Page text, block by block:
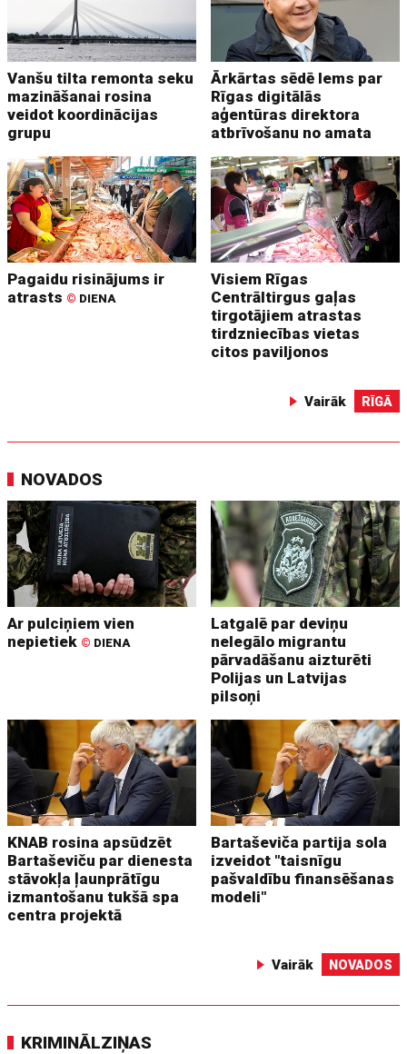
Vanšu tilta remonta seku
mazināšanai rosina
veidot koordinācijas
grupu
Ārkārtas sēdē lems par
Rīgas digitālās
aģentūras direktora
atbrīvošanu no amata
Pagaidu risinājums ir
atrasts © DIENA
Visiem Rīgas
Centrāltirgus gaļas
tirgotājiem atrastas
tirdzniecības vietas
citos paviljonos
Vairāk RĪGĀ
NOVADOS
Ar pulciņiem vien
nepietiek © DIENA
Latgalē par deviņu
nelegālo migrantu
pārvadāšanu aizturēti
Polijas un Latvijas
pilsoņi
KNAB rosina apsūdzēt
Bartaševiču par dienesta
stāvokļa ļaunprātīgu
izmantošanu tukšā spa
centra projektā
Bartaševiča partija sola
izveidot "taisnīgu
pašvaldību finansēšanas
modeli"
Vairāk NOVADOS
KRIMINĀLZIŅAS